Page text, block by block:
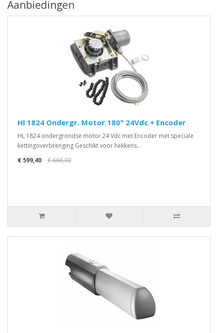
Aanbiedingen
Hl 1824 Ondergr. Motor 180° 24Vdc + Encoder
HL 1824 ondergrondse motor 24 Vdc met Encoder met speciale
kettingoverbrenging Geschikt voor hekkens..
€ 599,40
€ 666,00